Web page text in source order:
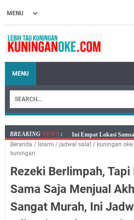
MENU
BREAKING NEWS :
Jumat 7 Agustus 2026
Kecamatan
Dicabut Dari Hidupmu,
Kelaparan Meskipun
Salat Lima Waktu itu
juga Tempat
Beranda / Islami / jadwal salat / kuningan oke
kuningan
Rezeki Berlimpah,
Sama Saja Menjual
Sangat Murah, Ini